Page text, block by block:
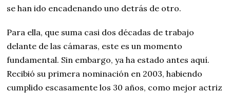
se han ido encadenando uno detrás de otro.
Para ella, que suma casi dos décadas de trabajo
delante de las cámaras, este es un momento
fundamental. Sin embargo, ya ha estado antes aquí.
Recibió su primera nominación en 2003, habiendo
cumplido escasamente los 30 años, como mejor actriz